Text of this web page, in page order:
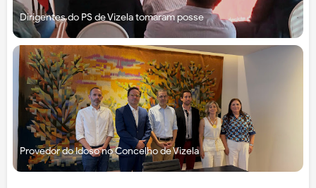
Dirigentes do PS de Vizela tomaram posse
Provedor do Idoso no Concelho de Vizela